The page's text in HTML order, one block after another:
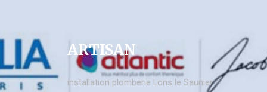
ARTISAN
installation plomberie Lons le Saunier